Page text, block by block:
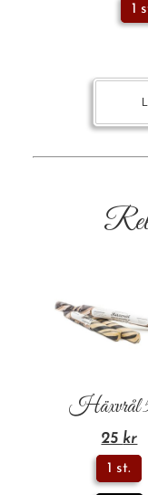
1
Häxvrål
25 kr
1 st.